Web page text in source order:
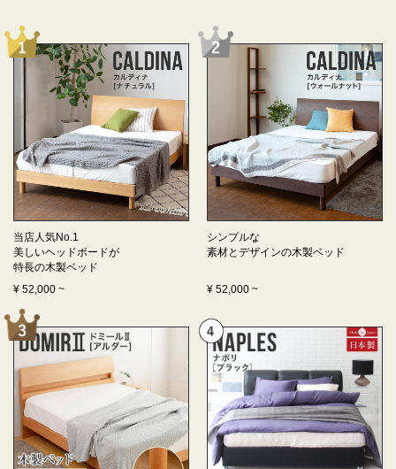
当店人気No.1
美しいヘッドボードが
特長の木製ベッド
¥ 52,000 ~
シンプルな
素材とデザインの木製ベッド
¥ 52,000 ~